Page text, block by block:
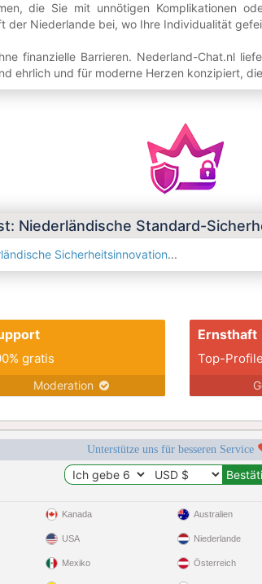
die Sie mit unnötigen Komplikationen
der Niederlande bei, wo Ihre Individualität
finanzielle Barrieren. Nederland-Chat.nl
ehrlich und für moderne Herzen konzipiert,
Niederländische Standard-
Sicherheitsinnovation...
gratis
Moderation
Ernsthaft
Top-Profile
Unterstütze uns für besseren Service
Kanada
USA
Mexiko
Australien
Niederlande
Österreich